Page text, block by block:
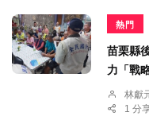
熱門
苗栗縣
力「戰
林獻
1 分